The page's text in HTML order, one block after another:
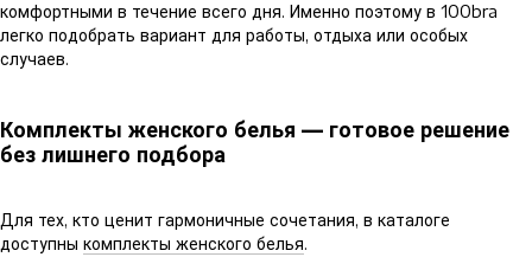
комфортными в течение всего дня. Именно поэтому в 100bra
легко подобрать вариант для работы, отдыха или особых
случаев.
Комплекты женского белья — готовое решение
без лишнего подбора
Для тех, кто ценит гармоничные сочетания, в каталоге
доступны комплекты женского белья.